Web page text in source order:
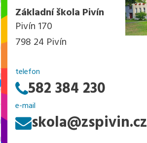
Základní škola Pivín
Pivín 170
798 24 Pivín
telefon
582 384 230
e-mail
skola@zspivin.cz